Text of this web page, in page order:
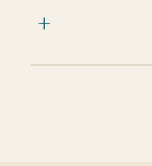
+